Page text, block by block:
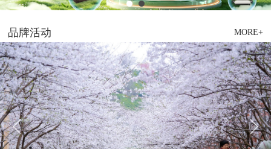
爱心公益
品牌风尚
晚安家居文化园
晚安新闻
品牌活动 MORE+